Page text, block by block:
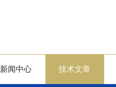
新闻中心 技术文章